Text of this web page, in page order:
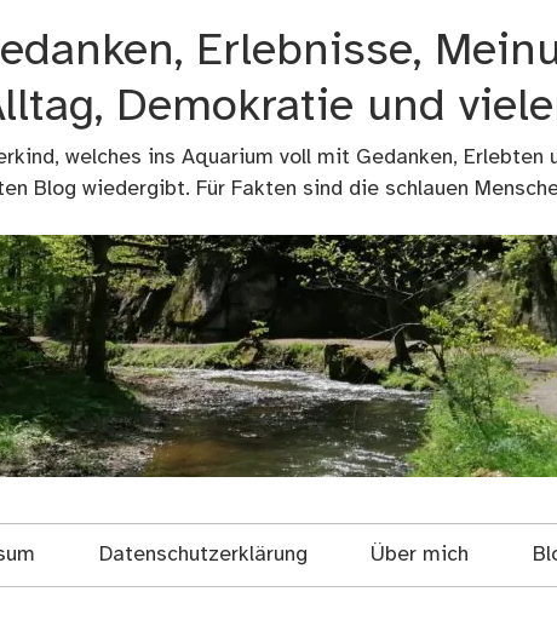
Erlebnisse,
Demokratie und
welches ins Aquarium voll mit Gedanken, Erlebten
Blog wiedergibt. Für Fakten sind die schlauen
Datenschutzerklärung Über mich